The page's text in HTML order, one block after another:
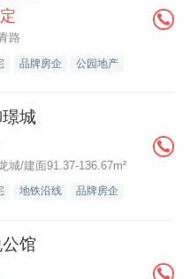
路
品牌房企 公园地产
城
城/建面91.37-136.67m²
地铁沿线 品牌房企
馆